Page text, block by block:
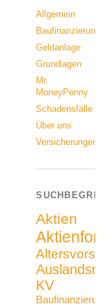
Allgemein
Baufinanzierung
Geldanlage
Grundlagen
Mr.
MoneyPenny
Schadensfälle
Über uns
Versicherungen
Aktien
KV
Baufinanzierung